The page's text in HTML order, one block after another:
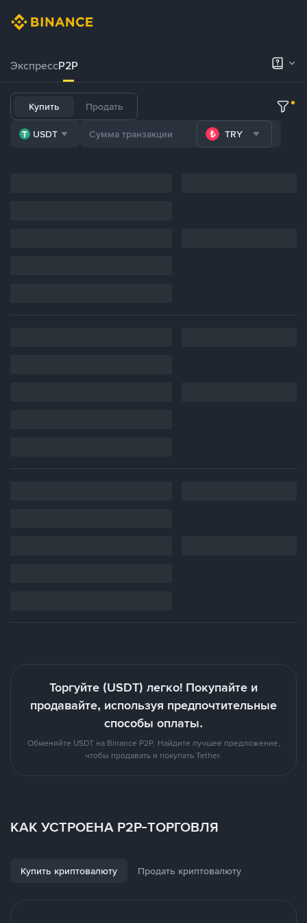
ЭкспрессP2P
Купить Продать
USDT TRY
Торгуйте (USDT) легко! Покупайте и
продавайте, используя предпочтительные
способы оплаты.
Обменяйте USDT на Binance P2P. Найдите лучшее предложение,
чтобы продавать и покупать Tether.
КАК УСТРОЕНА P2P-ТОРГОВЛЯ
Купить криптовалюту Продать криптовалюту